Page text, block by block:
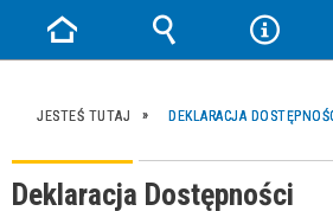
JESTEŚ TUTAJ DEKLARACJA
Deklaracja Dostępności
Strona
główna
Wyszukiwarka